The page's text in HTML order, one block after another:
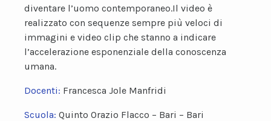
diventare l’uomo contemporaneo.Il video è
realizzato con sequenze sempre più veloci di
immagini e video clip che stanno a indicare
l’accelerazione esponenziale della conoscenza
umana.
Docenti: Francesca Jole Manfridi
Scuola: Quinto Orazio Flacco – Bari – Bari